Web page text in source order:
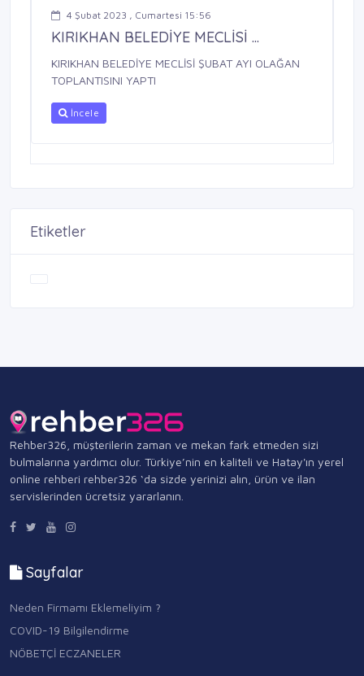
4 Şubat 2023 , Cumartesi 15:56
KIRIKHAN BELEDİYE MECLİSİ ...
KIRIKHAN BELEDİYE MECLİSİ ŞUBAT AYI OLAĞAN
TOPLANTISINI YAPTI
İncele
Etiketler
Rehber326, müşterilerin zaman ve mekan fark etmeden sizi
bulmalarına yardımcı olur. Türkiye’nin en kaliteli ve Hatay'ın yerel
online rehberi rehber326 ‘da sizde yerinizi alın, ürün ve ilan
servislerinden ücretsiz yararlanın.
Sayfalar
Neden Firmamı Eklemeliyim ?
COVID-19 Bilgilendirme
NÖBETÇİ ECZANELER